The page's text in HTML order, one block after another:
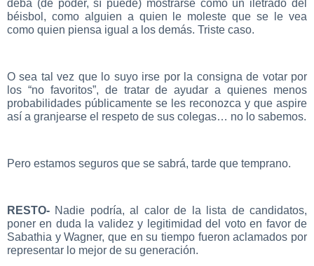
deba (de poder, sí puede) mostrarse como un iletrado del
béisbol, como alguien a quien le moleste que se le vea
como quien piensa igual a los demás. Triste caso.
O sea tal vez que lo suyo irse por la consigna de votar por
los “no favoritos”, de tratar de ayudar a quienes menos
probabilidades públicamente se les reconozca y que aspire
así a granjearse el respeto de sus colegas… no lo sabemos.
Pero estamos seguros que se sabrá, tarde que temprano.
RESTO- Nadie podría, al calor de la lista de candidatos,
poner en duda la validez y legitimidad del voto en favor de
Sabathia y Wagner, que en su tiempo fueron aclamados por
representar lo mejor de su generación.